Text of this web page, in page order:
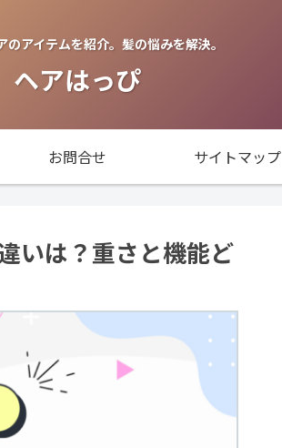
のアイテムを紹介。髪の悩みを解決。
ヘアはっぴ
お問合せ サイトマップ
いは？重さと機能ど